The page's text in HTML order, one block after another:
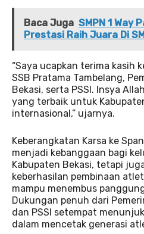
Baca Juga SMPN 1 Way
Prestasi Raih Juara Di
“Saya ucapkan terima kasih
SSB Pratama Tambelang,
Bekasi, serta PSSI. Insya
yang terbaik untuk
internasional,” ujarnya.
Keberangkatan Karsa ke
menjadi kebanggaan bagi
Kabupaten Bekasi, tetapi
keberhasilan pembinaan
mampu menembus
Dukungan penuh dari
dan PSSI setempat
dalam mencetak generasi